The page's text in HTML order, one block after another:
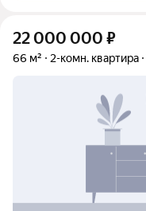
22 000 000 ₽
66 м² 2-комн. квартира